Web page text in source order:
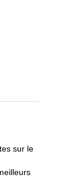
sur le